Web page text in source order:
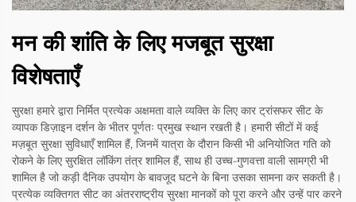
मन की शांति के लिए मजबूत सुरक्षा
विशेषताएँ
सुरक्षा हमारे द्वारा निर्मित प्रत्येक अक्षमता वाले व्यक्ति के लिए कार ट्रांसफर सीट के
व्यापक डिज़ाइन दर्शन के भीतर पूर्णतः प्रमुख स्थान रखती है। हमारी सीटों में कई
मज़बूत सुरक्षा सुविधाएँ शामिल हैं, जिनमें यात्रा के दौरान किसी भी अनियोजित गति को
रोकने के लिए सुरक्षित लॉकिंग तंत्र शामिल हैं, साथ ही उच्च-गुणवत्ता वाली सामग्री भी
शामिल है जो कड़ी दैनिक उपयोग के बावजूद घटने के बिना उसका सामना कर सकती है।
प्रत्येक व्यक्तिगत सीट का अंतरराष्ट्रीय सुरक्षा मानकों को पूरा करने और उन्हें पार करने